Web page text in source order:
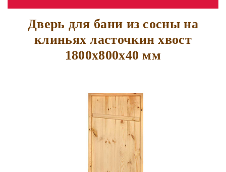
Дверь для бани из сосны на
клиньях ласточкин хвост
1800х800х40 мм